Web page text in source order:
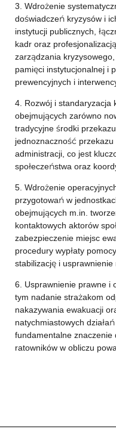
3. Wdrożenie
doświadczeń kryzysów i
instytucji publicznych,
kadr oraz
zarządzania
pamięci instytucjonalnej i
prewencyjnych i
4. Rozwój i standaryzacja
obejmujących zarówno
tradycyjne środki
jednoznaczność
administracji, co jest
społeczeństwa oraz
5. Wdrożenie
przygotowań w
obejmujących m.in.
kontaktowych aktorów
zabezpieczenie miejsc
procedury wypłaty
stabilizację i
6. Usprawnienie prawne i
tym nadanie strażakom
nakazywania ewakuacji
natychmiastowych
fundamentalne
ratowników w obliczu